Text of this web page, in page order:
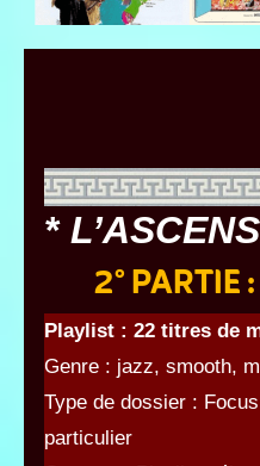
*
2° PARTIE
Playlist : 22 titres de
Genre : jazz, smooth,
Type de dossier :
particulier